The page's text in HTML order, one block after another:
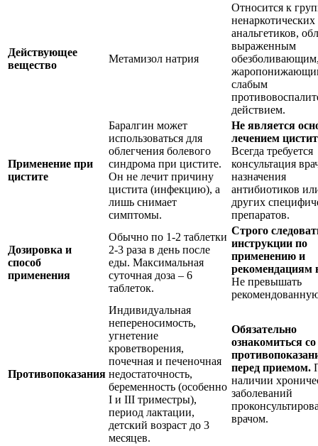
Действующее
вещество
Метамизол натрия
Относится к
ненаркотических
анальгетиков,
выраженным
слабым
действием.
Применение при
цистите
Баралгин может
использоваться для
облегчения болевого
синдрома при цистите.
Он не лечит причину
цистита (инфекцию), а
лишь снимает
симптомы.
Не является
лечением
Всегда требуется
консультация
назначения
антибиотиков
других
препаратов.
Дозировка и
способ
применения
Обычно по 1-2 таблетки
2-3 раза в день после
еды. Максимальная
суточная доза – 6
таблеток.
Строго
инструкции по
применению и
рекомендациям
Не превышать
Противопоказания
Индивидуальная
непереносимость,
угнетение
кроветворения,
почечная и печеночная
недостаточность,
беременность (особенно
I и III триместры),
период лактации,
детский возраст до 3
месяцев.
Обязательно
ознакомиться
перед приемом.
наличии
заболеваний
врачом.